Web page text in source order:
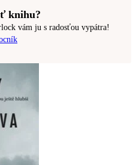
knihu?
vám ju s radosťou vypátra!